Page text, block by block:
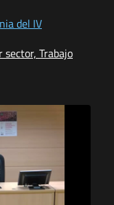
del IV
Trabajo